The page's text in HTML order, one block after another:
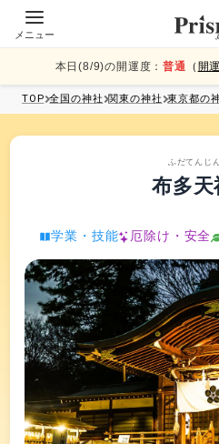
メニュー
本日(8/9)の開運度：普通 （ 開
TOP 全国の神社 関東の神社 東京都の
ふだてんじ
布多天
学業・技能 厄除け・安全